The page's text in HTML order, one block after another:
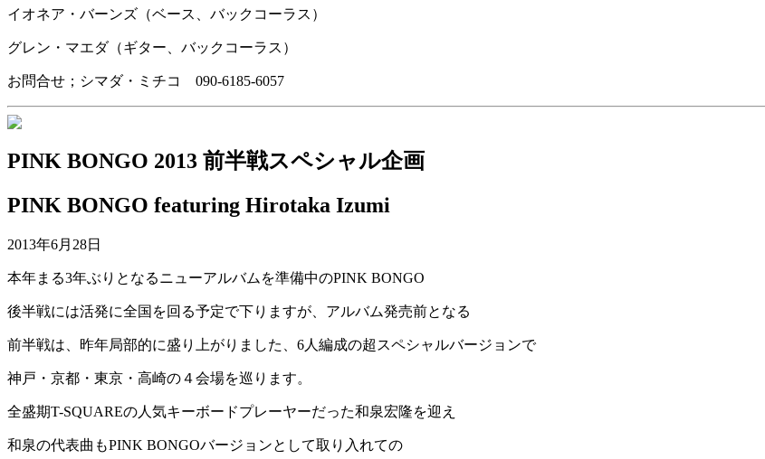
イオネア・バーンズ（ベース、バックコーラス）
グレン・マエダ（ギター、バックコーラス）
お問合せ；シマダ・ミチコ 090-6185-6057
PINK BONGO 2013 前半戦スペシャル企画
PINK BONGO featuring Hirotaka Izumi
2013年6月28日
本年まる3年ぶりとなるニューアルバムを準備中のPINK BONGO
後半戦には活発に全国を回る予定で下りますが、アルバム発売前となる
前半戦は、昨年局部的に盛り上がりました、6人編成の超スペシャルバージョンで
神戸・京都・東京・高崎の４会場を巡ります。
全盛期T-SQUAREの人気キーボードプレーヤーだった和泉宏隆を迎え
和泉の代表曲もPINK BONGOバージョンとして取り入れての